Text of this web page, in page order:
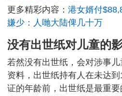
更多精彩内容： 港女婿付
嫌少：人哋大陆俾几十万
没有出世纸对儿童的
若然没有出世纸，会对涉事
资料，出世纸持有人在未达
证的年龄前，出世纸是最重要